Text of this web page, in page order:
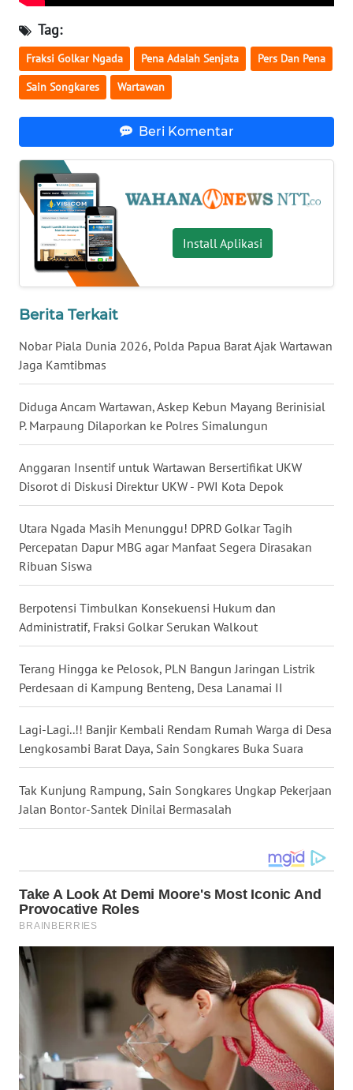
Tag:
Fraksi Golkar Ngada Pena Adalah Senjata Pers Dan Pena
Sain Songkares Wartawan
Beri Komentar
Install Aplikasi
Berita Terkait
Nobar Piala Dunia 2026, Polda Papua Barat Ajak Wartawan
Jaga Kamtibmas
Diduga Ancam Wartawan, Askep Kebun Mayang Berinisial
P. Marpaung Dilaporkan ke Polres Simalungun
Anggaran Insentif untuk Wartawan Bersertifikat UKW
Disorot di Diskusi Direktur UKW - PWI Kota Depok
Utara Ngada Masih Menunggu! DPRD Golkar Tagih
Percepatan Dapur MBG agar Manfaat Segera Dirasakan
Ribuan Siswa
Berpotensi Timbulkan Konsekuensi Hukum dan
Administratif, Fraksi Golkar Serukan Walkout
Terang Hingga ke Pelosok, PLN Bangun Jaringan Listrik
Perdesaan di Kampung Benteng, Desa Lanamai II
Lagi-Lagi..!! Banjir Kembali Rendam Rumah Warga di Desa
Lengkosambi Barat Daya, Sain Songkares Buka Suara
Tak Kunjung Rampung, Sain Songkares Ungkap Pekerjaan
Jalan Bontor-Santek Dinilai Bermasalah
WN
KALTENG
WN
KALTARA
WN
KALSEL
WN
KALTIM
WN
SULSEL
GORONTALO
SULUT
WN
MALUKU
WN
MALUT
WN
DAIRI
WN
WN
TAPANULI
WN
TANJUNG
LESUNG
KARO
SIMALUNGUN
WN